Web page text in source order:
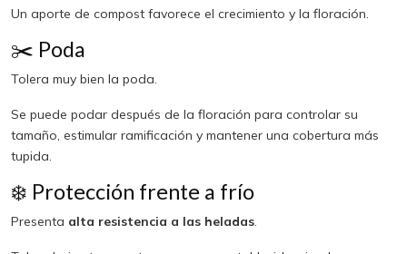
Un aporte de compost favorece el crecimiento y la floración.
✂️ Poda
Tolera muy bien la poda.
Se puede podar después de la floración para controlar su
tamaño, estimular ramificación y mantener una cobertura más
tupida.
❄️ Protección frente a frío
Presenta alta resistencia a las heladas.